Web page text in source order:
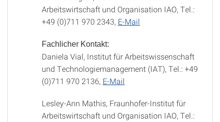
Arbeitswirtschaft und Organisation IAO, Tel.:
+49 (0)711 970 2343, E-Mail
Fachlicher Kontakt:
Daniela Vial, Institut für Arbeitswissenschaft
und Technologiemanagement (IAT), Tel.: +49
(0)711 970 2136, E-Mail
Lesley-Ann Mathis, Fraunhofer-Institut für
Arbeitswirtschaft und Organisation IAO, Tel.: